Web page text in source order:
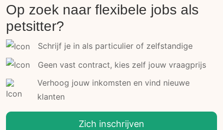
Op zoek naar flexibele jobs als
petsitter?
Schrijf je in als particulier of zelfstandige
Geen vast contract, kies zelf jouw vraagprijs
Verhoog jouw inkomsten en vind nieuwe
klanten
Zich inschrijven